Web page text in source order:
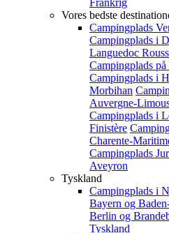
Frankrig
Vores bedste
Campingplads
Campingplads i
Languedoc
Campingplads
Campingplads i
Morbihan
Auvergne-
Campingplads i
Finistère
Charente-
Campingplads
Aveyron
Tyskland
Campingplads i
Bayern og
Berlin og
Tyskland